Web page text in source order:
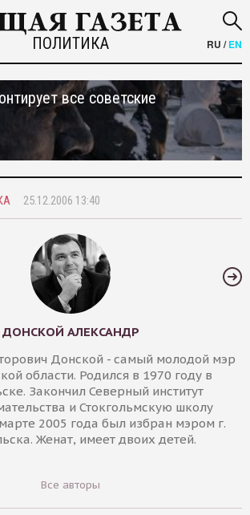
ПОЛИТИКА RU /EN
все советские
25.12.2006 13:40
ДОНСКОЙ АЛЕКСАНДР
Донской - самый молодой мэр
области. Родился в 1970 году в
Закончил Северный институт
и Стокгольмскую школу
2005 года был избран мэром г.
Женат, имеет двоих детей.
Все авторы